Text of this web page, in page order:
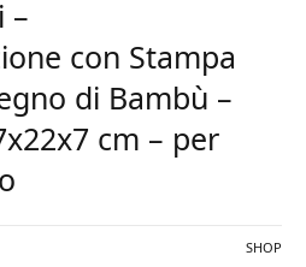
–
con Stampa
di Bambù –
cm – per
SHOP